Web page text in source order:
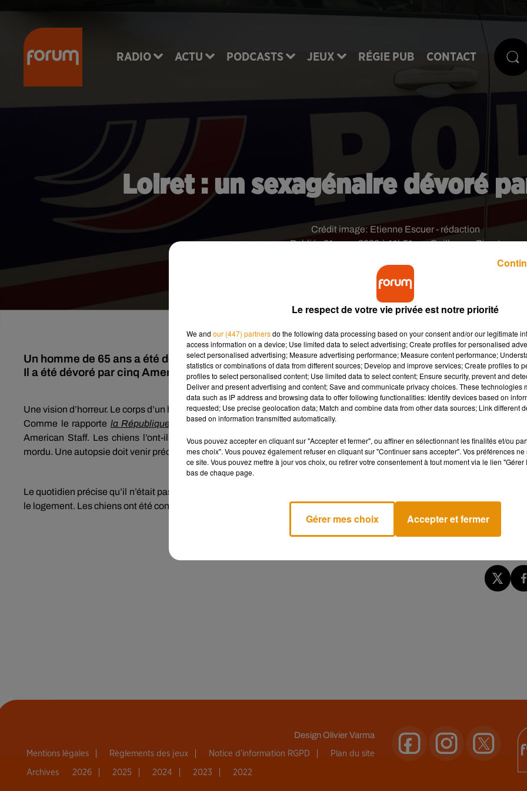
RADIO ACTU PODCASTS JEUX RÉGIE PUB CONTACT
Loiret : un sexagénaire dévoré
Publié : 21 mars 2022 à 11h51 par Guillaume Pivert
Crédit image: Etienne Escuer - rédaction
Un homme de 65 ans a été découvert mort samedi soir dans un appartement de Fleury-les-
Il a été dévoré par cinq American Staff.
Une vision d’horreur. Le corps d’un homme a été découvert samedi soir, sans vie dans un appartement de Fleury-les-
Comme le rapporte la République du Centre , l’individu âgé de 65 ans gisait dans une mare de sang. A ses côtés,
American Staff. Les chiens l’ont-ils attaqué ou l’homme était-il déjà mort au moment où ces chiens dits d’attaque
mordu. Une autopsie doit venir préciser les circonstances du décès.
Le quotidien précise qu’il n’était pas le propriétaire de ces animaux. Ils appartiennent à des proches qui partageaient avec
le logement. Les chiens ont été confiés à la SPA où ils seront expertisés par un vétérinaire.
DesignOlivier Varma
Mentions légales Règlements des jeux Notice d’information RGPD Plan du site
Archives 2026 2025 2024 2023 2022
Le respect de votre vie privée est notre priorité
We and our (447) partnersdo the following data processing based on your consent and/or our legitimate
access information on a device; Use limited data to select advertising; Create profiles for personalised
select personalised advertising; Measure advertising performance; Measure content performance;
statistics or combinations of data from different sources; Develop and improve services; Create profiles to
profiles to select personalised content; Use limited data to select content; Ensure security, prevent and
Deliver and present advertising and content; Save and communicate privacy choices. These technologies
data such as IP address and browsing data to offer following functionalities: Identify devices based on
requested; Use precise geolocation data; Match and combine data from other data sources; Link different
based on information transmitted automatically.
Vous pouvez accepter en cliquant sur "Accepter et fermer", ou affiner en sélectionnant les finalités et/ou
mes choix". Vous pouvez également refuser en cliquant sur "Continuer sans accepter". Vos préférences
ce site. Vous pouvez mettre à jour vos choix, ou retirer votre consentement à tout moment via le lien
bas de chaque page.
Gérer mes choix Accepter et fermer